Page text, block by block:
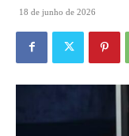
18 de junho de 2026